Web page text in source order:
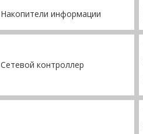
Накопители информации
Сетевой контроллер